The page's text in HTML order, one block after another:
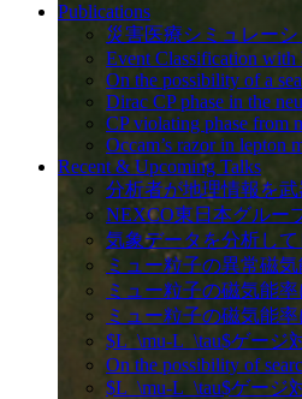
Publications
災害医療シミュレーシ
Event Classification
On the possibility of a
Dirac CP phase in the
CP violating phase from
Occam’s razor in lepton
Recent & Upcoming Talks
分析者が地理情報を
NEXCO東日本グルー
気象データを分析し
ミュー粒子の異常磁気
ミュー粒子の磁気能
ミュー粒子の磁気能
$L_\mu-L_\tau$ゲー
On the possibility of
$L_\mu-L_\tau$ゲー